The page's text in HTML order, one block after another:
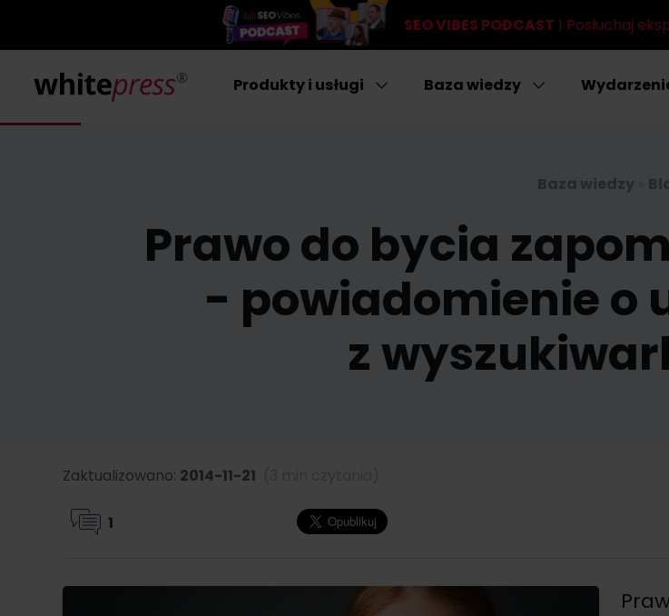
SEO VIBES PODCAST | Posłuchaj
Produkty i usługi Baza wiedzy
Baza wiedzy
Prawo do bycia
- powiadomienie o
z
Zaktualizowano: 2014-11-21
1